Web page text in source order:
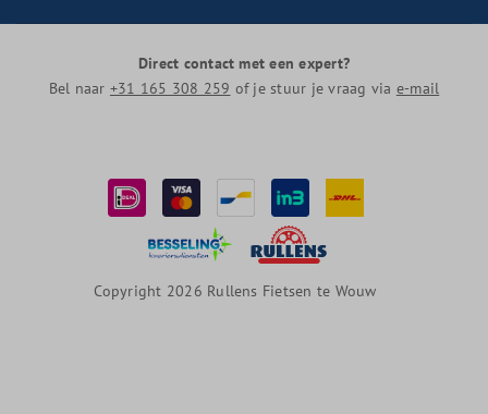
Direct contact met een expert?
Bel naar +31 165 308 259 of je stuur je vraag via e-mail
Copyright 2026 Rullens Fietsen te Wouw